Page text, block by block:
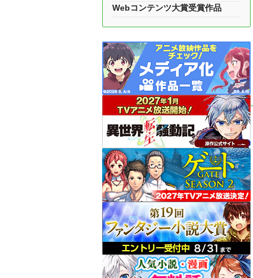
Webコンテンツ大賞受賞作品